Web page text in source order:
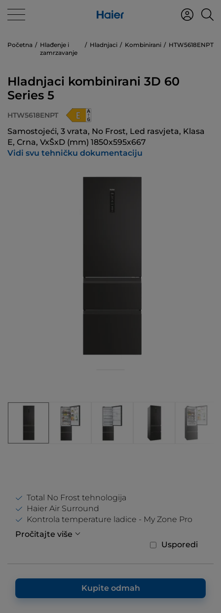
Početna
Hlađenje i
zamrzavanje
Hladnjaci Kombinirani HTW5618ENPT
Hladnjaci kombinirani 3D 60
Series 5
HTW5618ENPT
Samostojeći, 3 vrata, No Frost, Led rasvjeta, Klasa
E, Crna, VxŠxD (mm) 1850x595x667
Vidi svu tehničku dokumentaciju
Total No Frost tehnologija
Haier Air Surround
Kontrola temperature ladice - My Zone Pro
Pročitajte više
Usporedi
Kupite odmah